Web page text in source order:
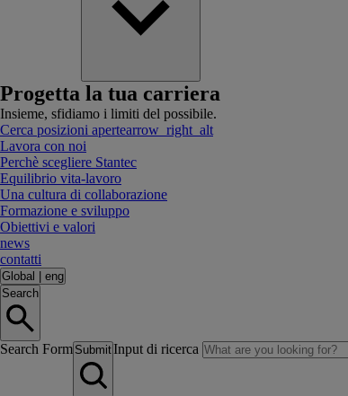
Progetta la tua carriera
Insieme, sfidiamo i limiti del possibile.
Cerca posizioni apertearrow_right_alt
Lavora con noi
Perchè scegliere Stantec
Equilibrio vita-lavoro
Una cultura di collaborazione
Formazione e sviluppo
Obiettivi e valori
news
contatti
Global
eng
Search
Search Form SubmitInput di ricerca